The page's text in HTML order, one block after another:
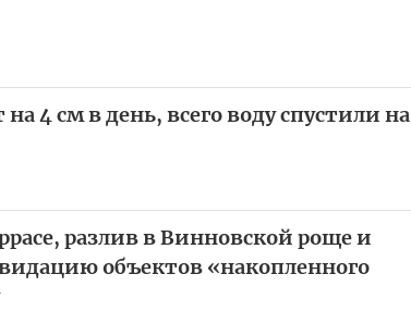
4 см в день, всего воду спустили на
разлив в Винновской роще и
объектов «накопленного